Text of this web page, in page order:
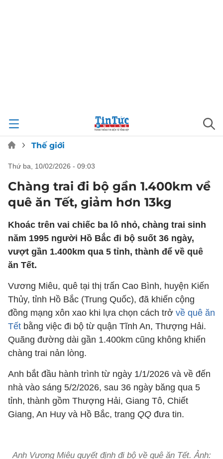
Thế giới
thứ ba, 10/02/2026 - 09:03
Chàng trai đi bộ gần 1.400km về
quê ăn Tết, giảm hơn 13kg
Khoác trên vai chiếc ba lô nhỏ, chàng trai sinh
năm 1995 người Hồ Bắc đi bộ suốt 36 ngày,
vượt gần 1.400km qua 5 tỉnh, thành để về quê
ăn Tết.
Vương Miêu, quê tại thị trấn Cao Bình, huyện Kiến
Thủy, tỉnh Hồ Bắc (Trung Quốc), đã khiến cộng
đồng mạng xôn xao khi lựa chọn cách trở về quê ăn
Tết bằng việc đi bộ từ quận Tĩnh An, Thượng Hải.
Quãng đường dài gần 1.400km cũng không khiến
chàng trai nản lòng.
Anh bắt đầu hành trình từ ngày 1/1/2026 và về đến
nhà vào sáng 5/2/2026, sau 36 ngày băng qua 5
tỉnh, thành gồm Thượng Hải, Giang Tô, Chiết
Giang, An Huy và Hồ Bắc, trang QQ đưa tin.
Anh Vương Miêu quyết định đi bộ về quê ăn Tết. Ảnh: